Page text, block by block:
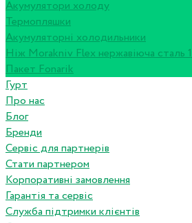
Акумулятори холоду
Термопляшки
Акумуляторні холодильники
Ніж Morakniv Flex нержавіюча сталь
Пакет Fonarik
Гурт
Про нас
Блог
Бренди
Сервіс для партнерів
Стати партнером
Корпоративні замовлення
Гарантія та сервіс
Служба підтримки клієнтів